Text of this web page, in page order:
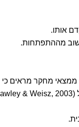
אותו.
מההתפתחות.
ממצאי מחקר מראים כי